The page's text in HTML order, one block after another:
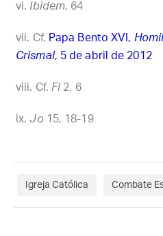
Ibidem, 64
Cf. Papa Bento XVI,
Crismal, 5 de abril de 2012
Cf. Fl 2, 6
Jo15, 18-19
Igreja Católica Combate